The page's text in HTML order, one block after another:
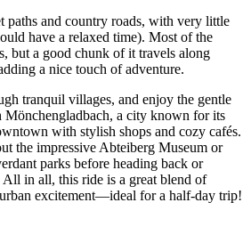
and country roads, with very little
have a relaxed time). Most of the
but a good chunk of it travels along
a nice touch of adventure.
tranquil villages, and enjoy the gentle
Mönchengladbach, a city known for its
with stylish shops and cozy cafés.
the impressive Abteiberg Museum or
parks before heading back or
in all, this ride is a great blend of
excitement—ideal for a half-day trip!